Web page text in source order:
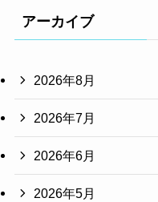
アーカイブ
2026年8月
2026年7月
2026年6月
2026年5月